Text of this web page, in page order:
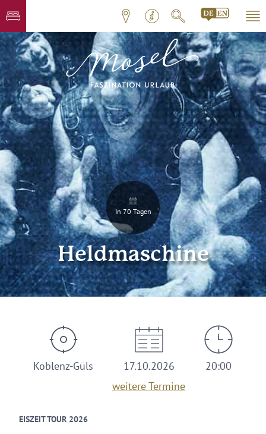
In 70 Tagen
Heldmaschine
Koblenz-Güls
17.10.2026
weitere Termine
20:00
EISZEIT TOUR 2026